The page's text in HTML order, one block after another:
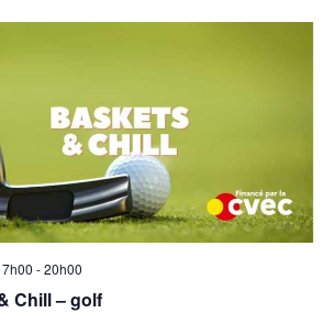
Chill – golf
-20h00